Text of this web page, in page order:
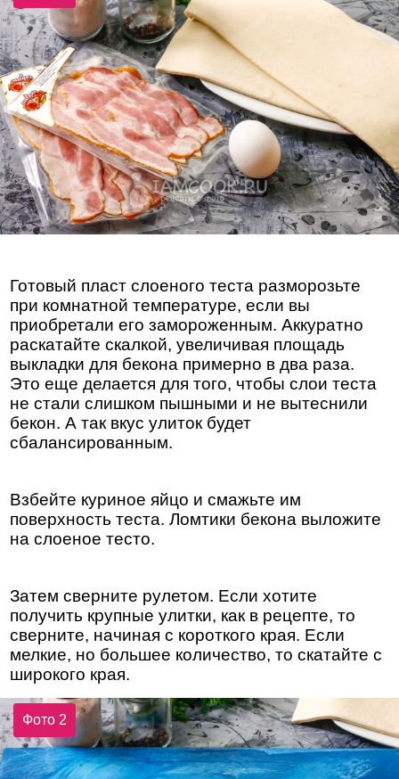
Готовый пласт слоеного теста разморозьте
при комнатной температуре, если вы
приобретали его замороженным. Аккуратно
раскатайте скалкой, увеличивая площадь
выкладки для бекона примерно в два раза.
Это еще делается для того, чтобы слои теста
не стали слишком пышными и не вытеснили
бекон. А так вкус улиток будет
сбалансированным.
Взбейте куриное яйцо и смажьте им
поверхность теста. Ломтики бекона выложите
на слоеное тесто.
Затем сверните рулетом. Если хотите
получить крупные улитки, как в рецепте, то
сверните, начиная с короткого края. Если
мелкие, но большее количество, то скатайте с
широкого края.
Фото 2